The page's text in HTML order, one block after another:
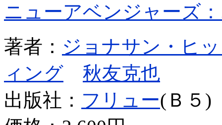
ニューアベンジャーズ
著者： ジョナサン・ヒ
ィング
秋友克也
出版社： フリュー(Ｂ５)